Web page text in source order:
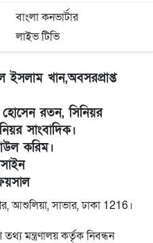
বাংলা কনভার্টার
লাইভ টিভি
ইসলাম খান,অবসরপ্রাপ্ত
রতন, সিনিয়র
সাংবাদিক।
করিম।
আশুলিয়া, সাভার, ঢাকা 1216।
মন্ত্রণালয় কর্তৃক নিবন্ধন